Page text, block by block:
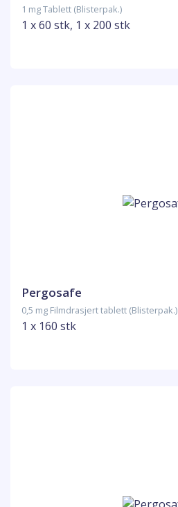
1 mg Tablett (Blisterpak.)
1 x 60 stk, 1 x 200 stk
Pergosafe
0,5 mg Filmdrasjert tablett (Blisterpak.)
1 x 160 stk